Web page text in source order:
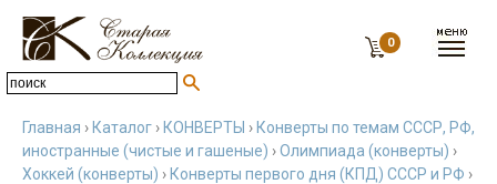
0
Главная › Каталог › КОНВЕРТЫ › Конверты по темам СССР, РФ,
иностранные (чистые и гашеные) ›Олимпиада (конверты) ›
Хоккей (конверты) › Конверты первого дня (КПД) СССР и РФ ›